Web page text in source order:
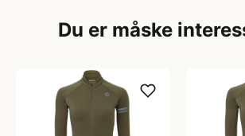
Du er måske